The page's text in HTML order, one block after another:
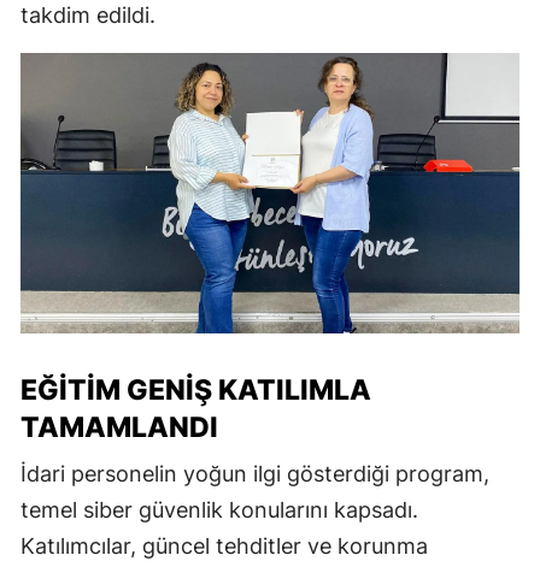
takdim edildi.
EĞITIM GENIŞ KATILIMLA
TAMAMLANDI
İdari personelin yoğun ilgi gösterdiği program,
temel siber güvenlik konularını kapsadı.
Katılımcılar, güncel tehditler ve korunma